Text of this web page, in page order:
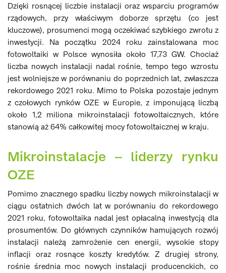
Dzięki rosnącej liczbie instalacji oraz wsparciu programów
rządowych, przy właściwym doborze sprzętu (co jest
kluczowe), prosumenci mogą oczekiwać szybkiego zwrotu z
inwestycji. Na początku 2024 roku zainstalowana moc
fotowoltaiki w Polsce wynosiła około 17,73 GW. Chociaż
liczba nowych instalacji nadal rośnie, tempo tego wzrostu
jest wolniejsze w porównaniu do poprzednich lat, zwłaszcza
rekordowego 2021 roku. Mimo to Polska pozostaje jednym
z czołowych rynków OZE w Europie, z imponującą liczbą
około 1,2 miliona mikroinstalacji fotowoltaicznych, które
stanowią aż 64% całkowitej mocy fotowoltaicznej w kraju.
Mikroinstalacje – liderzy rynku
OZE
Pomimo znacznego spadku liczby nowych mikroinstalacji w
ciągu ostatnich dwóch lat w porównaniu do rekordowego
2021 roku, fotowoltaika nadal jest opłacalną inwestycją dla
prosumentów. Do głównych czynników hamujących rozwój
instalacji należą zamrożenie cen energii, wysokie stopy
inflacji oraz rosnące koszty kredytów. Z drugiej strony,
rośnie średnia moc nowych instalacji producenckich, co